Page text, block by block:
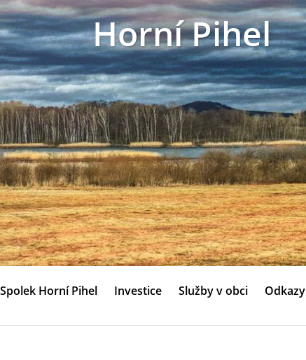
Horní Pihel
Spolek Horní Pihel Investice Služby v obci Odkazy